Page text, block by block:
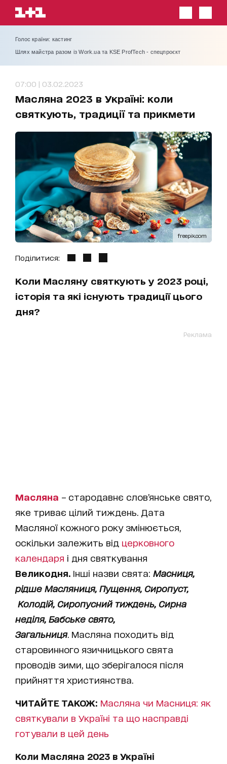
Голос країни: кастинг
Шлях майстра разом із Work.ua та KSE ProfTech - спецпроєкт
07:00 | 03.02.2023
Масляна 2023 в Україні: коли
святкують, традиції та прикмети
freepik.com
Поділитися:
Коли Масляну святкують у 2023 році,
історія та які існують традиції цього
дня?
Реклама
Масляна – стародавнє слов’янське свято,
яке триває цілий тиждень. Дата
Масляної кожного року змінюється,
оскільки залежить від церковного
календаря і дня святкування
Великодня. Інші назви свята: Масниця,
рідше Масляниця, Пущення, Сиропуст,
Колодій, Сиропусний тиждень, Сирна
неділя, Бабське свято,
Загальниця. Масляна походить від
старовинного язичницького свята
проводів зими, що зберігалося після
прийняття християнства.
ЧИТАЙТЕ ТАКОЖ: Масляна чи Масниця: як
святкували в Україні та що насправді
готували в цей день
Коли Масляна 2023 в Україні